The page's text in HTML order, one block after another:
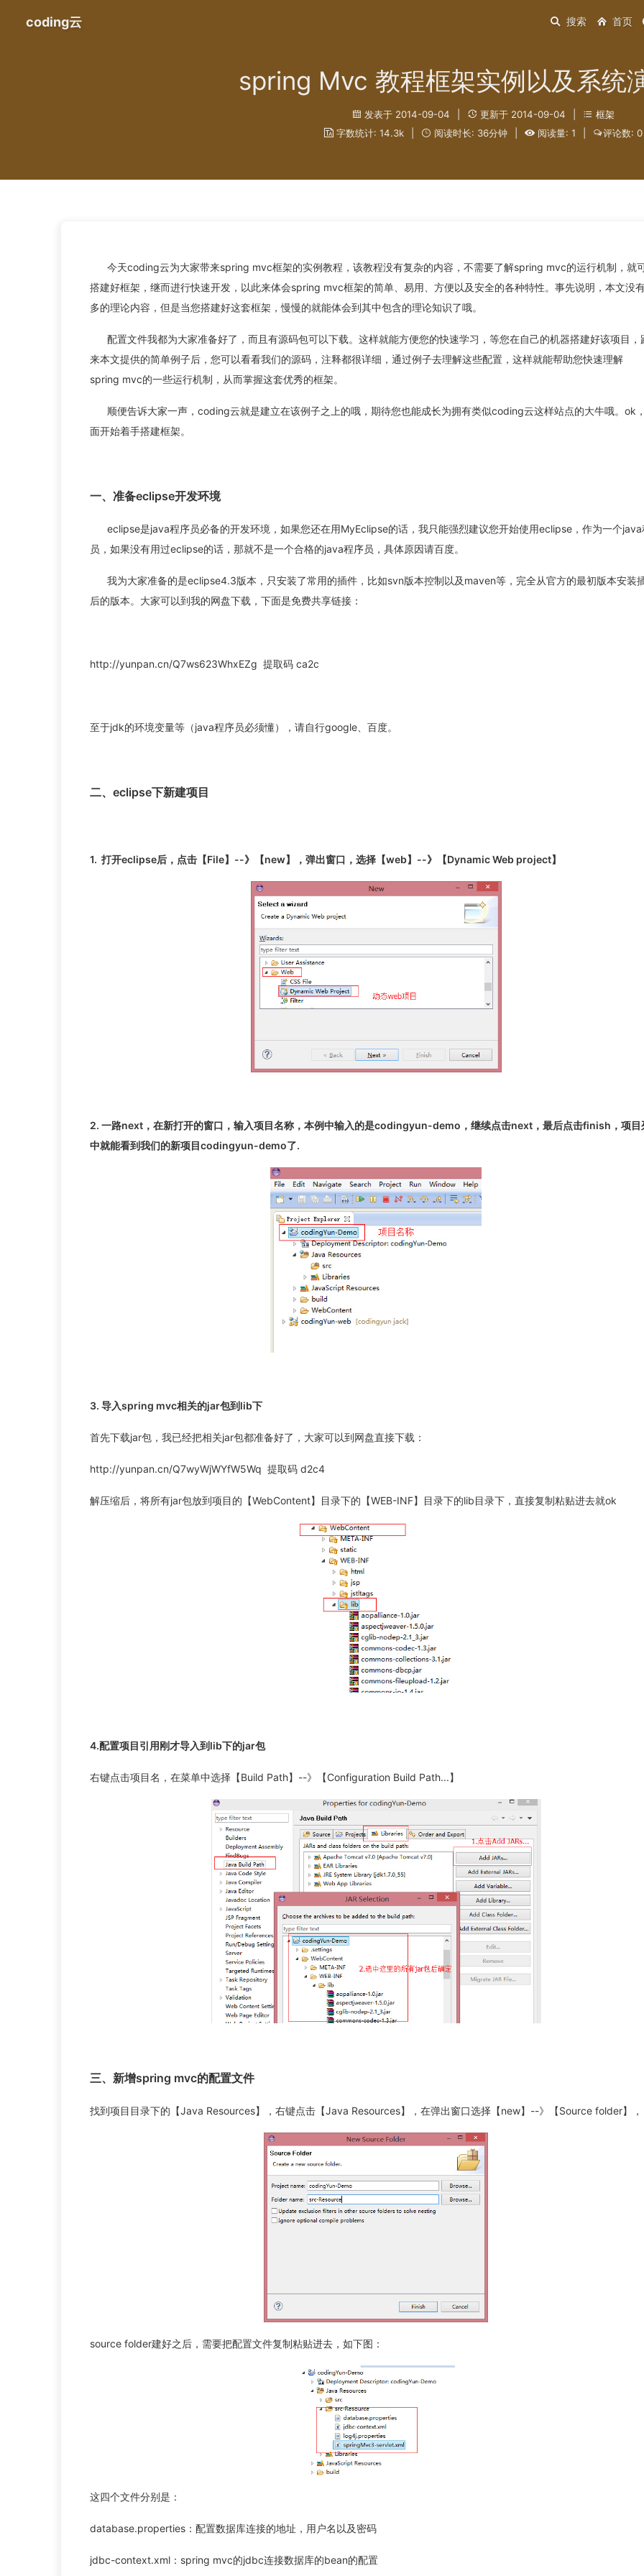
coding云 搜索 首页
spring Mvc 教程框架实例以及系统
发表于 2014-09-04 更新于 2014-09-04
框架
字数统计: 14.3k
阅读时长: 36分钟 阅读量: 1 评论数: 0
今天coding云为大家带来spring mvc框架的实例教程，该教程没有复杂的内容，不需要了解spring mvc的运行机制，就
搭建好框架，继而进行快速开发，以此来体会spring mvc框架的简单、易用、方便以及安全的各种特性。事先说明，本文没
多的理论内容，但是当您搭建好这套框架，慢慢的就能体会到其中包含的理论知识了哦。
配置文件我都为大家准备好了，而且有源码包可以下载。这样就能方便您的快速学习，等您在自己的机器搭建好该项目，
来本文提供的简单例子后，您可以看看我们的源码，注释都很详细，通过例子去理解这些配置，这样就能帮助您快速理解
spring mvc的一些运行机制，从而掌握这套优秀的框架。
顺便告诉大家一声，coding云就是建立在该例子之上的哦，期待您也能成长为拥有类似coding云这样站点的大牛哦。ok
面开始着手搭建框架。
一、准备eclipse开发环境
eclipse是java程序员必备的开发环境，如果您还在用MyEclipse的话，我只能强烈建议您开始使用eclipse，作为一个java
员，如果没有用过eclipse的话，那就不是一个合格的java程序员，具体原因请百度。
我为大家准备的是eclipse4.3版本，只安装了常用的插件，比如svn版本控制以及maven等，完全从官方的最初版本安装
后的版本。大家可以到我的网盘下载，下面是免费共享链接：
http://yunpan.cn/Q7ws623WhxEZg 提取码 ca2c
至于jdk的环境变量等（java程序员必须懂），请自行google、百度。
二、eclipse下新建项目
1. 打开eclipse后，点击【File】--》【new】，弹出窗口，选择【web】--》【Dynamic Web project】
2. 一路next，在新打开的窗口，输入项目名称，本例中输入的是codingyun-demo，继续点击next，最后点击finish，项目
中就能看到我们的新项目codingyun-demo了.
3. 导入spring mvc相关的jar包到lib下
首先下载jar包，我已经把相关jar包都准备好了，大家可以到网盘直接下载：
http://yunpan.cn/Q7wyWjWYfW5Wq 提取码 d2c4
解压缩后，将所有jar包放到项目的【WebContent】目录下的【WEB-INF】目录下的lib目录下，直接复制粘贴进去就ok
4.配置项目引用刚才导入到lib下的jar包
右键点击项目名，在菜单中选择【Build Path】--》【Configuration Build Path...】
三、新增spring mvc的配置文件
找到项目目录下的【Java Resources】，右键点击【Java Resources】，在弹出窗口选择【new】--》【Source folder】，
source folder建好之后，需要把配置文件复制粘贴进去，如下图：
这四个文件分别是：
database.properties：配置数据库连接的地址，用户名以及密码
jdbc-context.xml：spring mvc的jdbc连接数据库的bean的配置